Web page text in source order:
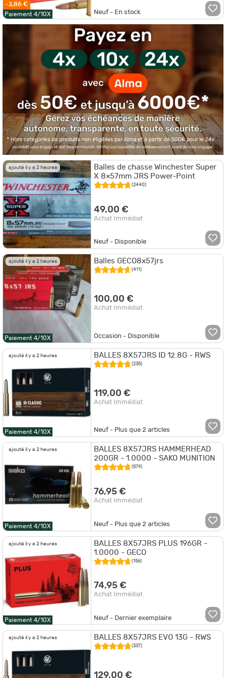
-2,86 €
Paiement 4/10X
Neuf - En stock
ajouté il y a 2 heures
Balles de chasse Winchester Super
X 8×57mm JRS Power-Point
(2440)
49,00 €
Achat Immédiat
Neuf - Disponible
ajouté il y a 2 heures
Paiement 4/10X
Balles GECO8x57jrs
(411)
100,00 €
Achat Immédiat
Occasion - Disponible
ajouté il y a 2 heures
Paiement 4/10X
BALLES 8X57JRS ID 12.8G - RWS
(235)
119,00 €
Achat Immédiat
Neuf - Plus que2 articles
ajouté il y a 2 heures
Paiement 4/10X
BALLES 8X57JRS HAMMERHEAD
200GR - 1.0000 - SAKO MUNITION
(579)
76,95 €
Achat Immédiat
Neuf - Plus que2 articles
ajouté il y a 2 heures
Paiement 4/10X
BALLES 8X57JRS PLUS 196GR -
1.0000 - GECO
(156)
74,95 €
Achat Immédiat
Neuf - Dernier exemplaire
ajouté il y a 2 heures BALLES 8X57JRS EVO 13G - RWS
(337)
129,00 €